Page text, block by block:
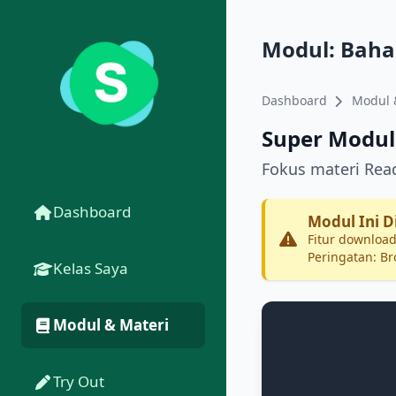
Dashboard
Kelas Saya
Modul & Materi
Try Out
Modul:
Dashboard Modul
Super
Fokus materi
Modul Ini
Fitur
Peringatan: